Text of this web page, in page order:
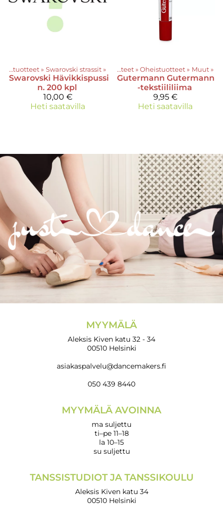
Oheistuotteet ‪» Swarovski strassit ‪»
Swarovski Hävikkispussi
n. 200 kpl
10,00 €
Heti saatavilla
Tuotteet ‪» Oheistuotteet ‪» Muut ‪»
Gutermann Gutermann
-tekstiililiima
9,95 €
Heti saatavilla
MYYMÄLÄ
Aleksis Kiven katu 32 - 34
00510 Helsinki
asiakaspalvelu@dancemakers.fi
050 439 8440
MYYMÄLÄ AVOINNA
ma suljettu
ti–pe 11–18
la 10–15
su suljettu
TANSSISTUDIOT JA TANSSIKOULU
Aleksis Kiven katu 34
00510 Helsinki